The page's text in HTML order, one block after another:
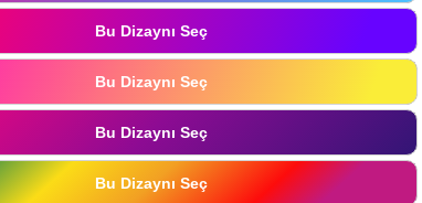
Bu Dizaynı Seç
Bu Dizaynı Seç
Bu Dizaynı Seç
Bu Dizaynı Seç